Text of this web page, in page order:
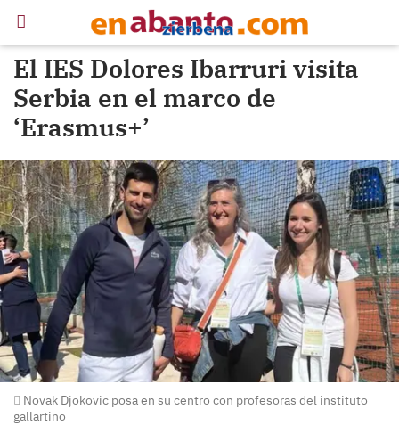
El IES Dolores Ibarruri visita
Serbia en el marco de
‘Erasmus+’
Novak Djokovic posa en su centro con profesoras del instituto
gallartino